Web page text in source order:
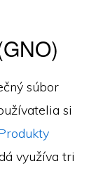
súbor
si
využíva tri